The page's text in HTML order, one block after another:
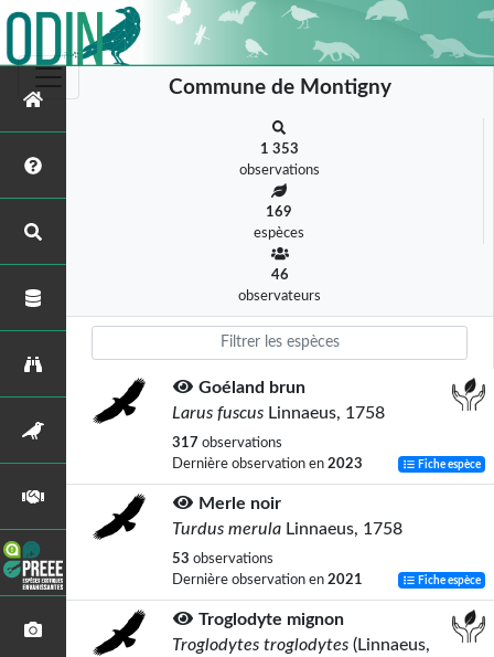
Commune de Montigny
1 353
observations
169
espèces
46
observateurs
Goéland brun
Larus fuscus Linnaeus, 1758
317 observations
Dernière observation en 2023 Fiche espèce
Merle noir
Turdus merula Linnaeus, 1758
53 observations
Dernière observation en 2021 Fiche espèce
Troglodyte mignon
Troglodytes troglodytes (Linnaeus,